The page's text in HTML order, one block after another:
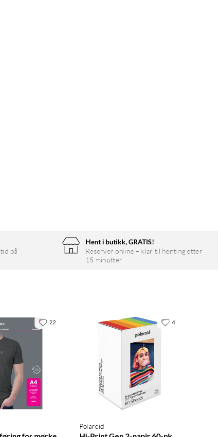
på
Hent i butikk, GRATIS!
Reserver online – klar til henting etter
15 minutter
22
Polaroid
4